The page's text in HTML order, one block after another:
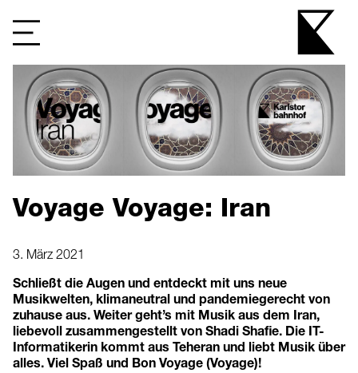
Voyage Voyage: Iran
3. März 2021
Schließt die Augen und entdeckt mit uns neue
Musikwelten, klimaneutral und pandemiegerecht von
zuhause aus. Weiter geht’s mit Musik aus dem Iran,
liebevoll zusammengestellt von Shadi Shafie. Die IT-
Informatikerin kommt aus Teheran und liebt Musik über
alles. Viel Spaß und Bon Voyage (Voyage)!